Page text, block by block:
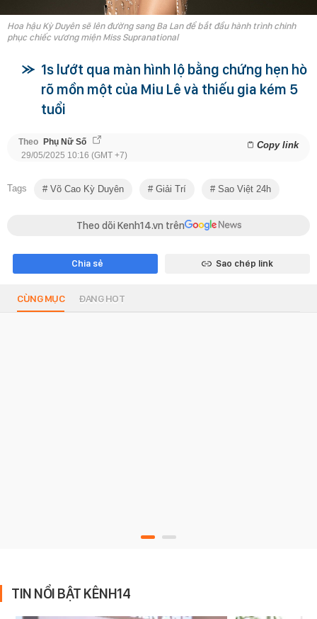
Hoa hậu Kỳ Duyên sẽ lên đường sang Ba Lan để bắt đầu hành trình chinh
phục chiếc vương miện Miss Supranational
1s lướt qua màn hình lộ bằng chứng hẹn hò
rõ mồn một của Miu Lê và thiếu gia kém 5
tuổi
Theo Phụ Nữ Số Copy link
29/05/2025 10:16 (GMT +7)
Tags Võ Cao Kỳ Duyên Giải Trí Sao Việt 24h
Theo dõi Kenh14.vn trên
Chia sẻ Sao chép link
CÙNG MỤC ĐANG HOT
TIN NỔI BẬT KÊNH14